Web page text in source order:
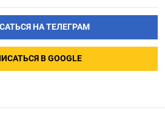
НА ТЕЛЕГРАМ
В GOOGLE